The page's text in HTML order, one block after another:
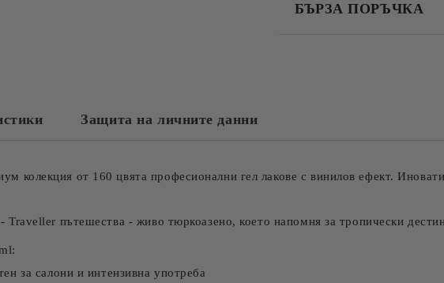
БЪРЗА ПОРЪЧКА
Защита на личните данни
колекция от 160 цвята професионални гел лакове с винилов ефект.
- Traveller пътешества - живо тюркоазено, което напомня за тропически
за салони и интензивна употреба